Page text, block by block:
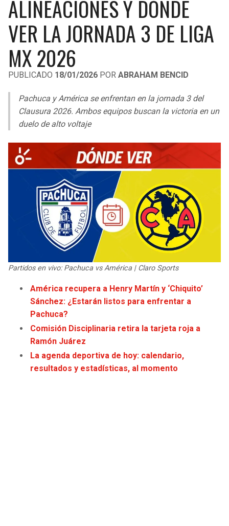
LIGA DE EXPANSIÓN MX
LEAGUES CUP
UEFA EUROPA LEAGUE
UEFA CONFERENCE LEAGUE
MLS
COPA LIBERTADORES
COPA SUDAMERICANA
LIGA BETPLAY
OTRAS LIGAS
RAIDERS
CHARGERS
RAVENS
BENGALS
STEELERS
TEXANS
COLTS
JAGUARS
TITANS
COWBOYS
GIANTS
EAGLES
COMMANDERS
CAVALIERS
PISTONS
PACERS
HORNETS
HEAT
MAGIC
WIZARDS
WARRIORS
CLIPPERS
LAKERS
SUNS
KINGS
ALINEACIONES Y DÓNDE
VER LA JORNADA 3 DE LIGA
MX 2026
PUBLICADO 18/01/2026 POR ABRAHAM BENCID
Pachuca y América se enfrentan en la jornada 3 del
Clausura 2026. Ambos equipos buscan la victoria en un
duelo de alto voltaje
Partidos en vivo: Pachuca vs América | Claro Sports
América recupera a Henry Martín y ‘Chiquito’
Sánchez: ¿Estarán listos para enfrentar a
Pachuca?
Comisión Disciplinaria retira la tarjeta roja a
Ramón Juárez
La agenda deportiva de hoy: calendario,
resultados y estadísticas, al momento